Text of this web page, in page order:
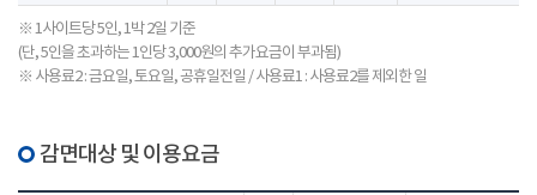
※ 1사이트당 5인, 1박 2일 기준
(단, 5인을 초과하는 1인당 3,000원의 추가요금이 부과됨)
※ 사용료2 : 금요일, 토요일, 공휴일전일 / 사용료1 : 사용료2를 제외한 일
감면대상 및 이용요금